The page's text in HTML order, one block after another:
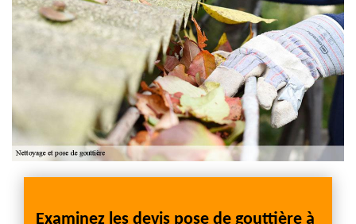
Examinez les devis pose de gouttière à